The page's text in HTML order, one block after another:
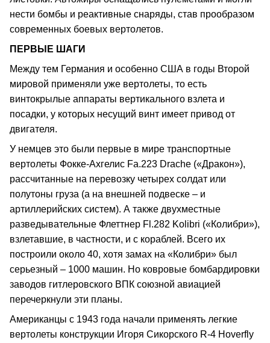
нести бомбы и реактивные снаряды, став прообразом
современных боевых вертолетов.
ПЕРВЫЕ ШАГИ
Между тем Германия и особенно США в годы Второй
мировой применяли уже вертолеты, то есть
винтокрылые аппараты вертикального взлета и
посадки, у которых несущий винт имеет привод от
двигателя.
У немцев это были первые в мире транспортные
вертолеты Фокке-Ахгелис Fa.223 Drache («Дракон»),
рассчитанные на перевозку четырех солдат или
полутоны груза (а на внешней подвеске – и
артиллерийских систем). А также двухместные
разведывательные Флеттнер Fl.282 Kolibri («Колибри»),
взлетавшие, в частности, и с кораблей. Всего их
построили около 40, хотя замах на «Колибри» был
серьезный – 1000 машин. Но ковровые бомбардировки
заводов гитлеровского ВПК союзной авиацией
перечеркнули эти планы.
Американцы с 1943 года начали применять легкие
вертолеты конструкции Игоря Сикорского R-4 Hoverfly